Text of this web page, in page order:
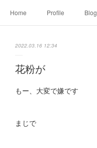
Home Profile Blog
2022.03.16 12:34
花粉が
もー、大変で嫌です
まじで